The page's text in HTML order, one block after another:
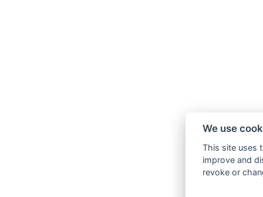
We use
This site uses
improve and
revoke or